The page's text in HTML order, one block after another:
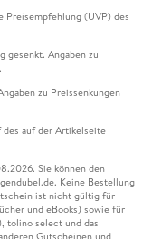
(UVP) des
gesenkt. Angaben zu
zu Preissenkungen
des auf der Artikelseite
Sie können den
Keine Bestellung
ist nicht gültig für
und eBooks) sowie für
tolino select und das